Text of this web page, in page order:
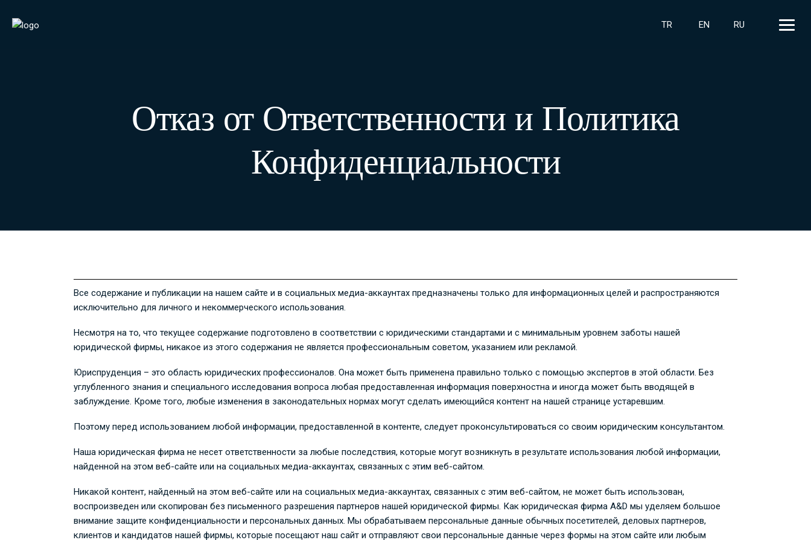
TR EN RU
Отказ от Ответственности и Политика
Конфиденциальности
Все содержание и публикации на нашем сайте и в социальных медиа-аккаунтах предназначены только для информационных целей и распространяются
исключительно для личного и некоммерческого использования.
Несмотря на то, что текущее содержание подготовлено в соответствии с юридическими стандартами и с минимальным уровнем заботы нашей
юридической фирмы, никакое из этого содержания не является профессиональным советом, указанием или рекламой.
Юриспруденция – это область юридических профессионалов. Она может быть применена правильно только с помощью экспертов в этой области. Без
углубленного знания и специального исследования вопроса любая предоставленная информация поверхностна и иногда может быть вводящей в
заблуждение. Кроме того, любые изменения в законодательных нормах могут сделать имеющийся контент на нашей странице устаревшим.
Поэтому перед использованием любой информации, предоставленной в контенте, следует проконсультироваться со своим юридическим консультантом.
Наша юридическая фирма не несет ответственности за любые последствия, которые могут возникнуть в результате использования любой информации,
найденной на этом веб-сайте или на социальных медиа-аккаунтах, связанных с этим веб-сайтом.
Никакой контент, найденный на этом веб-сайте или на социальных медиа-аккаунтах, связанных с этим веб-сайтом, не может быть использован,
воспроизведен или скопирован без письменного разрешения партнеров нашей юридической фирмы. Как юридическая фирма A&D мы уделяем большое
внимание защите конфиденциальности и персональных данных. Мы обрабатываем персональные данные обычных посетителей, деловых партнеров,
клиентов и кандидатов нашей фирмы, которые посещают наш сайт и отправляют свои персональные данные через формы на этом сайте или любым